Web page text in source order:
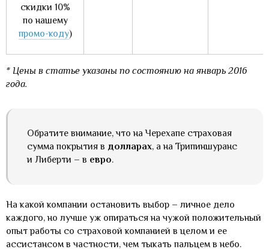
скидки 10%
по нашему
промо-коду)
* Цены в статье указаны по состоянию на январь 2016
года.
Обратите внимание, что на Черехапе страховая
сумма покрытия в долларах, а на Трипиншуранс
и Либерти – в евро.
На какой компании остановить выбор – личное дело
каждого, но лучше уж опираться на чужой положительный
опыт работы со страховой компанией в целом и ее
ассистансом в частности, чем тыкать пальцем в небо.